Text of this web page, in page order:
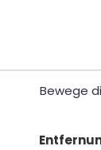
Bewege